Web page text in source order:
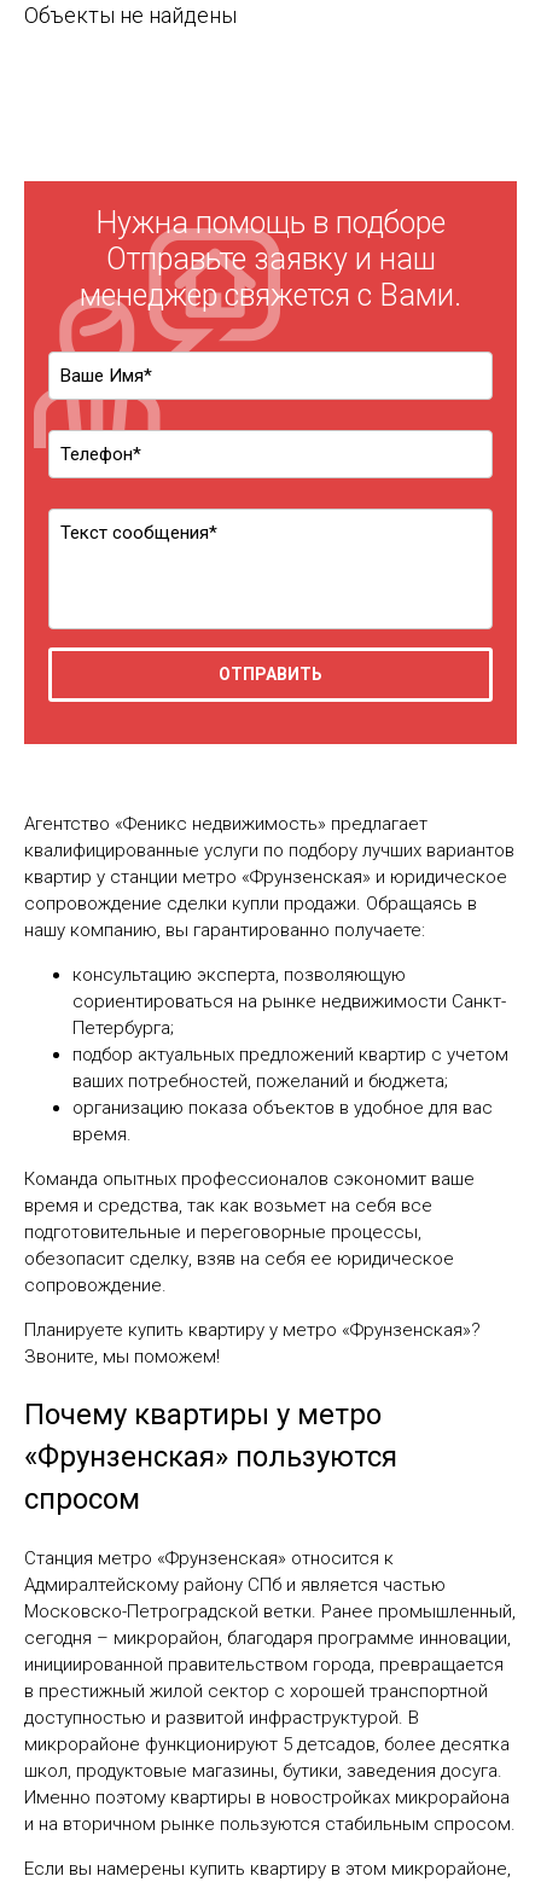
Объекты не найдены
Нужна помощь в подборе
Отправьте заявку и наш
менеджер свяжется с Вами.
Агентство «Феникс недвижимость» предлагает
квалифицированные услуги по подбору лучших вариантов
квартир у станции метро «Фрунзенская» и юридическое
сопровождение сделки купли продажи. Обращаясь в
нашу компанию, вы гарантированно получаете:
консультацию эксперта, позволяющую
сориентироваться на рынке недвижимости Санкт-
Петербурга;
подбор актуальных предложений квартир с учетом
ваших потребностей, пожеланий и бюджета;
организацию показа объектов в удобное для вас
время.
Команда опытных профессионалов сэкономит ваше
время и средства, так как возьмет на себя все
подготовительные и переговорные процессы,
обезопасит сделку, взяв на себя ее юридическое
сопровождение.
Планируете купить квартиру у метро «Фрунзенская»?
Звоните, мы поможем!
Почему квартиры у метро
«Фрунзенская» пользуются
спросом
Станция метро «Фрунзенская» относится к
Адмиралтейскому району СПб и является частью
Московско-Петроградской ветки. Ранее промышленный,
сегодня – микрорайон, благодаря программе инновации,
инициированной правительством города, превращается
в престижный жилой сектор с хорошей транспортной
доступностью и развитой инфраструктурой. В
микрорайоне функционируют 5 детсадов, более десятка
школ, продуктовые магазины, бутики, заведения досуга.
Именно поэтому квартиры в новостройках микрорайона
и на вторичном рынке пользуются стабильным спросом.
Если вы намерены купить квартиру в этом микрорайоне,